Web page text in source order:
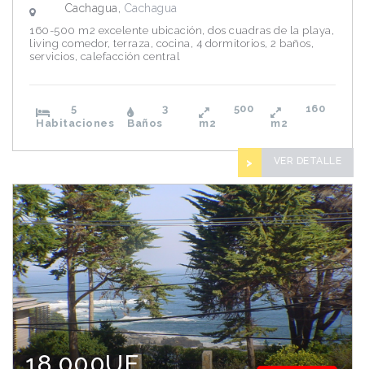
Cachagua, Cachagua
160-500 m2 excelente ubicación, dos cuadras de la playa,
living comedor, terraza, cocina, 4 dormitorios, 2 baños,
servicios, calefacción central
5
Habitaciones
3
Baños
500
m2
160
m2
> VER DETALLE